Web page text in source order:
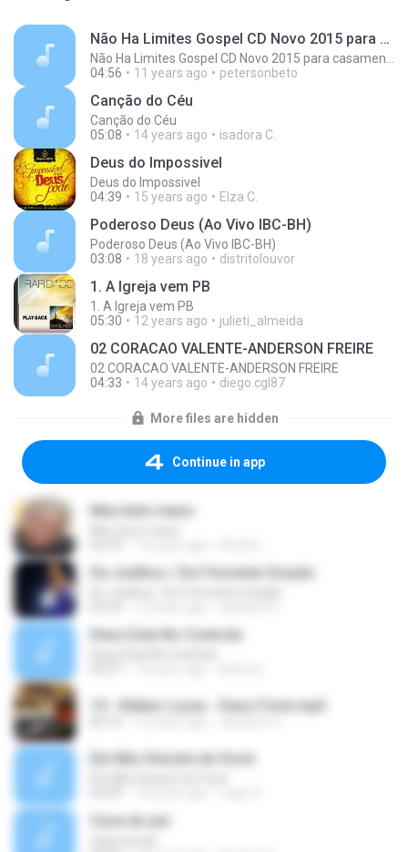
Não Ha Limites Gospel CD Novo 2015 para casamento casal musica romantica
04:56
11 years ago petersonbeto
Canção do Céu
Canção do Céu
05:08
14 years ago isadora C.
Deus do Impossivel
Deus do Impossivel
04:39
15 years ago Elza C.
Poderoso Deus (Ao Vivo IBC-BH)
Poderoso Deus (Ao Vivo IBC-BH)
03:08
18 years ago distritolouvor
1. A Igreja vem PB
1. A Igreja vem PB
05:30
12 years ago julieti_almeida
02 CORACAO VALENTE-ANDERSON FREIRE
02 CORACAO VALENTE-ANDERSON FREIRE
04:33
14 years ago diego.cgl87
More files are hidden
Continue in app
Meu bem maior
De Joelhos / Em Fervente Oração
Deus Esta No Controle
19 - Kleber Lucas - Deus Forte.mp3
Ele Não Desiste de Você
Casa do pai